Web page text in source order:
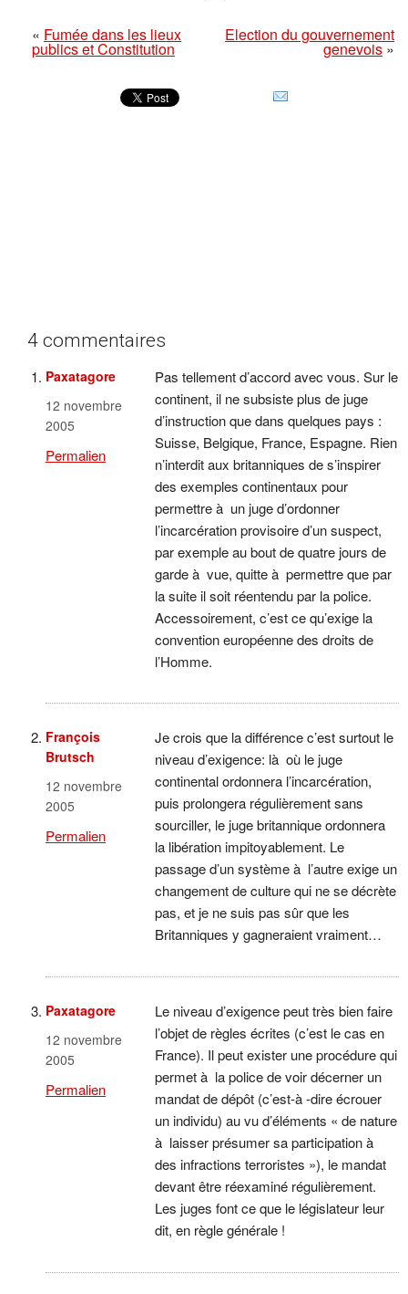
« Fumée dans les lieux
publics et Constitution
Election du gouvernement
genevois»
4 commentaires
Paxatagore
12 novembre
2005
Permalien
Pas tellement d’accord avec vous. Sur le
continent, il ne subsiste plus de juge
d’instruction que dans quelques pays :
Suisse, Belgique, France, Espagne. Rien
n’interdit aux britanniques de s’inspirer
des exemples continentaux pour
permettre à un juge d’ordonner
l’incarcération provisoire d’un suspect,
par exemple au bout de quatre jours de
garde à vue, quitte à permettre que par
la suite il soit réentendu par la police.
Accessoirement, c’est ce qu’exige la
convention européenne des droits de
l’Homme.
François
Brutsch
12 novembre
2005
Permalien
Je crois que la différence c’est surtout le
niveau d’exigence: là où le juge
continental ordonnera l’incarcération,
puis prolongera régulièrement sans
sourciller, le juge britannique ordonnera
la libération impitoyablement. Le
passage d’un système à l’autre exige un
changement de culture qui ne se décrète
pas, et je ne suis pas sûr que les
Britanniques y gagneraient vraiment…
Paxatagore
12 novembre
2005
Permalien
Le niveau d’exigence peut très bien faire
l’objet de règles écrites (c’est le cas en
France). Il peut exister une procédure qui
permet à la police de voir décerner un
mandat de dépôt (c’est-à -dire écrouer
un individu) au vu d’éléments « de nature
à laisser présumer sa participation à
des infractions terroristes »), le mandat
devant être réexaminé régulièrement.
Les juges font ce que le législateur leur
dit, en règle générale !